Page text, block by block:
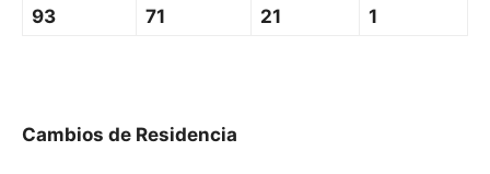
93
71 21 1
Cambios de Residencia